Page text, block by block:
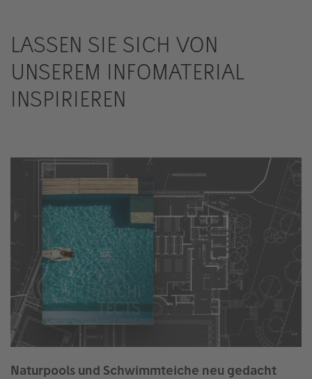
LASSEN SIE SICH VON
UNSEREM INFOMATERIAL
INSPIRIEREN
Naturpools und Schwimmteiche neu gedacht